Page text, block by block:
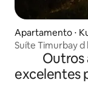
Apartamento ⋅
Suíte Timurbay d
Outros
excelentes